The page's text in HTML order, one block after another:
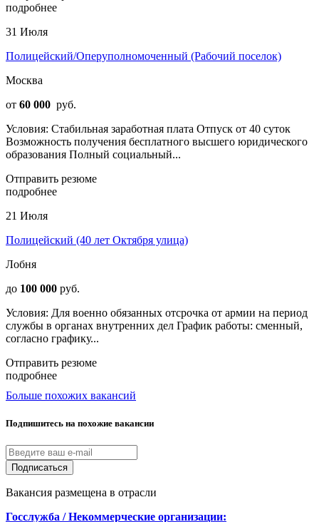
подробнее
31 Июля
Полицейский/Оперуполномоченный (Рабочий поселок)
Москва
от 60 000 руб.
Условия: Стабильная заработная плата Отпуск от 40 суток
Возможность получения бесплатного высшего юридического
образования Полный социальный...
Отправить резюме
подробнее
21 Июля
Полицейский (40 лет Октября улица)
Лобня
до 100 000 руб.
Условия: Для военно обязанных отсрочка от армии на период
службы в органах внутренних дел График работы: сменный,
согласно графику...
Отправить резюме
подробнее
Больше похожих вакансий
Подпишитесь на похожие вакансии
Подписаться
Вакансия размещена в отрасли
Госслужба / Некоммерческие организации: